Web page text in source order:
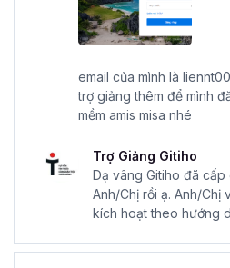
email của mình là
trợ giảng thêm để mình
mềm amis misa nhé
Trợ Giảng Gitiho
Dạ vâng Gitiho đã
Anh/Chị rồi ạ. Anh/Chị
kích hoạt theo hướng